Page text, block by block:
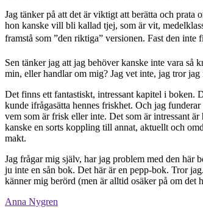
Jag tänker på att det är viktigt att berätta och
hon kanske vill bli kallad tjej, som är vit,
framstå som ”den riktiga” versionen. Fast den
Sen tänker jag att jag behöver kanske inte vara
min, eller handlar om mig? Jag vet inte, jag tror
Det finns ett fantastiskt, intressant kapitel i boken.
kunde ifrågasätta hennes friskhet. Och jag
vem som är frisk eller inte. Det som är intressant
kanske en sorts koppling till annat, aktuellt och
makt.
Jag frågar mig själv, har jag problem med den här
ju inte en sån bok. Det här är en pepp-bok. Tror
känner mig berörd (men är alltid osäker på om
Anna Nygren